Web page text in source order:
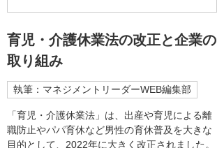
育児・介護休業法の改正と企業の
取り組み
執筆：マネジメントリーダーWEB編集部
「育児・介護休業法」は、出産や育児による離
職防止やパパ育休など男性の育休普及を大きな
目的として、2022年に大きく改正されました。